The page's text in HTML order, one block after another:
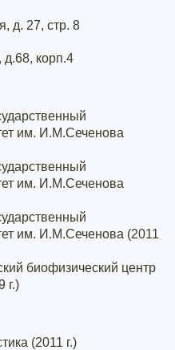
д. 27, стр. 8
корп.4
им. И.М.Сеченова
им. И.М.Сеченова
им. И.М.Сеченова (2011
биофизический центр
г.)
(2011 г.)